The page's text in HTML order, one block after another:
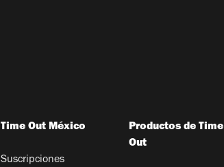
Time Out México
Suscripciones
Productos de Time
Out